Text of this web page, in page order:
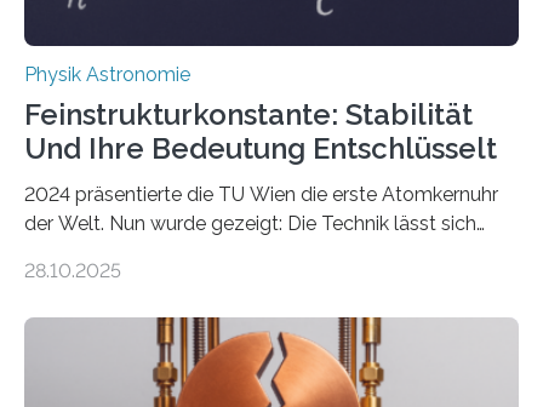
Physik Astronomie
Feinstrukturkonstante: Stabilität
Und Ihre Bedeutung Entschlüsselt
2024 präsentierte die TU Wien die erste Atomkernuhr
der Welt. Nun wurde gezeigt: Die Technik lässt sich
fundamentalen Physik nachzugehen. Thorium-
Messungen verwenden. Das hatte man jahrzehntelang
vermutet, weltweit war nach den passenden
Atomkern-Zuständen gesucht worden, 2024 gelang
28.10.2025